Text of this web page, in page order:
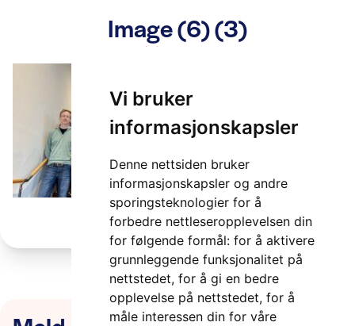
Vi bruker
informasjonskapsler
Denne nettsiden bruker
informasjonskapsler og andre
sporingsteknologier for å
forbedre nettleseropplevelsen din
for følgende formål: for å aktivere
grunnleggende funksjonalitet på
nettstedet, for å gi en bedre
opplevelse på nettstedet, for å
måle interessen din for våre
Image (6) (3)